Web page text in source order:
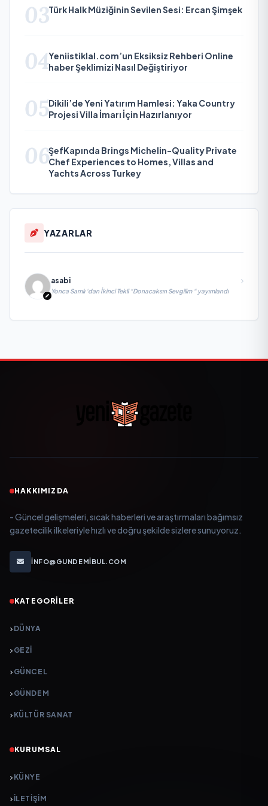
03Türk Halk Müziğinin Sevilen Sesi: Ercan Şimşek
04Yeniistiklal.com’un Eksiksiz Rehberi Online
haber Şeklimizi Nasıl Değiştiriyor
05Dikili’de Yeni Yatırım Hamlesi: Yaka Country
Projesi Villa İmarı İçin Hazırlanıyor
06ŞefKapında Brings Michelin-Quality Private
Chef Experiences to Homes, Villas and
Yachts Across Turkey
YAZARLAR
asabi
Yonca Samlı ‘dan İkinci Tekli “Donacaksın Sevgilim “ yayımlandı
HAKKIMIZDA
- Güncel gelişmeleri, sıcak haberleri ve araştırmaları bağımsız
gazetecilik ilkeleriyle hızlı ve doğru şekilde sizlere sunuyoruz.
INFO@GUNDEMIBUL.COM
KATEGORILER
DÜNYA
GEZI
GÜNCEL
GÜNDEM
KÜLTÜR SANAT
KURUMSAL
KÜNYE
İLETIŞIM